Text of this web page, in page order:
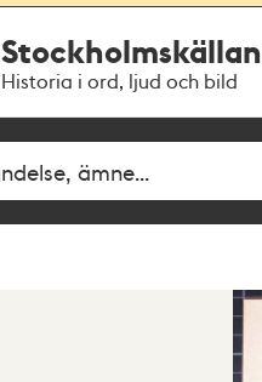
Stockholmskällan
Historia i ord, ljud och bild